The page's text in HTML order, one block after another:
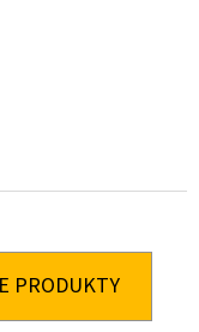
PRODUKTY